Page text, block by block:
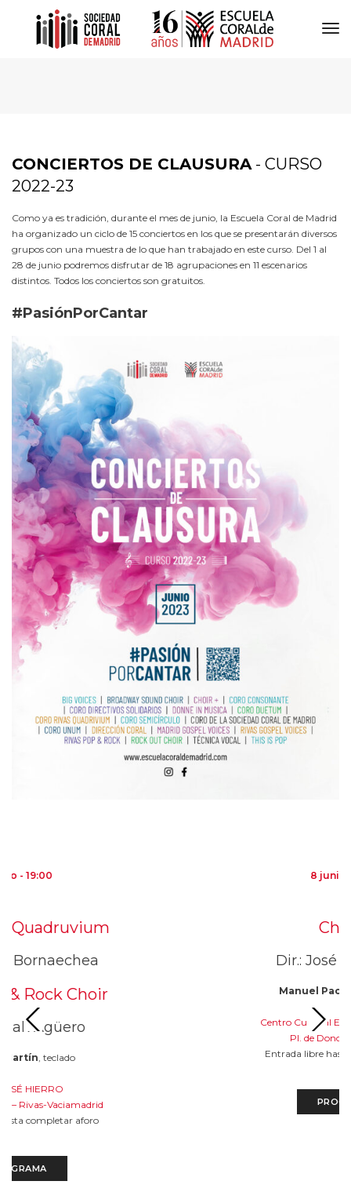
CONCIERTOS DE CLAUSURA- CURSO
2022-23
Como ya es tradición, durante el mes de junio, la Escuela Coral de Madrid
ha organizado un ciclo de 15 conciertos en los que se presentarán diversos
grupos con una muestra de lo que han trabajado en este curso. Del 1 al
28 de junio podremos disfrutar de 18 agrupaciones en 11 escenarios
distintos. Todos los conciertos son gratuitos.
#PasiónPorCantar
Choir
aforo
8 junio - 19:00
Dir.: José Mena
Manuel Pachecho,
Centro Cultural EDUARDO
Pl. de Donoso, 5 – Madrid
Entrada libre hasta completar